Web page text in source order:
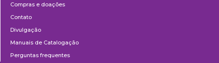
Compras e doações
Contato
Divulgação
Manuais de Catalogação
Perguntas frequentes